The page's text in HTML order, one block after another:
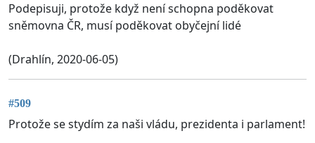
Podepisuji, protože když není schopna poděkovat
sněmovna ČR, musí poděkovat obyčejní lidé
(Drahlín, 2020-06-05)
#509
Protože se stydím za naši vládu, prezidenta i parlament!